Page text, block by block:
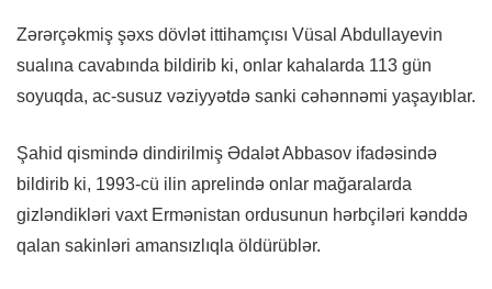
Zərərçəkmiş şəxs dövlət ittihamçısı Vüsal Abdullayevin
sualına cavabında bildirib ki, onlar kahalarda 113 gün
soyuqda, ac-susuz vəziyyətdə sanki cəhənnəmi yaşayıblar.
Şahid qismində dindirilmiş Ədalət Abbasov ifadəsində
bildirib ki, 1993-cü ilin aprelində onlar mağaralarda
gizləndikləri vaxt Ermənistan ordusunun hərbçiləri kənddə
qalan sakinləri amansızlıqla öldürüblər.